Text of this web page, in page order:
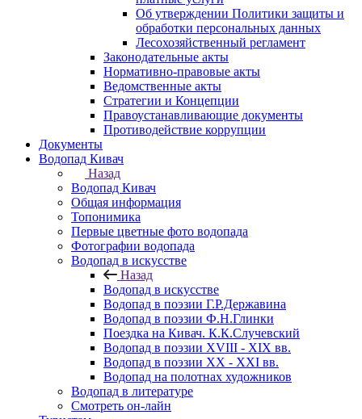
Об утверждении Политики защиты и
обработки персональных данных
Лесохозяйственный регламент
Законодательные акты
Нормативно-правовые акты
Ведомственные акты
Стратегии и Концепции
Правоустанавливающие документы
Противодействие коррупции
Документы
Водопад Кивач
Назад
Водопад Кивач
Общая информация
Топонимика
Первые цветные фото водопада
Фотографии водопада
Водопад в искусстве
Назад
Водопад в искусстве
Водопад в поэзии Г.Р.Державина
Водопад в поэзии Ф.Н.Глинки
Поездка на Кивач. К.К.Случевский
Водопад в поэзии XVIII - XIX вв.
Водопад в поэзии XX - XXI вв.
Водопад на полотнах художников
Водопад в литературе
Смотреть он-лайн